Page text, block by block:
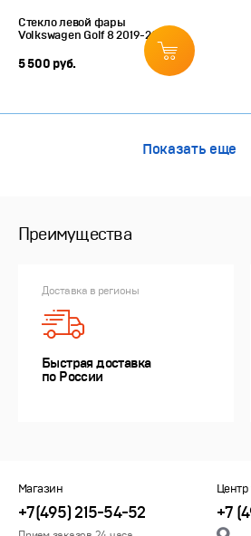
Стекло левой фары
Volkswagen Golf 8 2019-2024
5 500 руб.
Показать еще
Преимущества
Доставка в регионы
Быстрая доставка
по России
Магазин
+7(495) 215-54-52
Центр
+7